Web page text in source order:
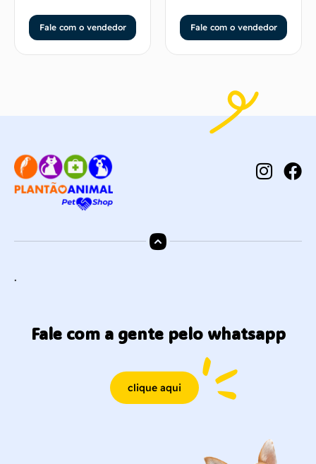
Fale com o vendedor Fale com o vendedor
.
Fale com a gente pelo whatsapp
clique aqui